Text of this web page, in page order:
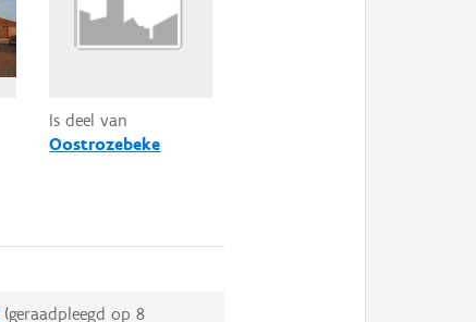
Is deel van
Oostrozebeke
(geraadpleegd op8